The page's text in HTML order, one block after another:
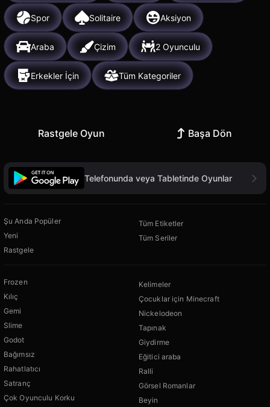
Spor Solitaire Aksiyon
Araba Çizim 2 Oyunculu
Erkekler İçin Tüm Kategoriler
Rastgele Oyun Başa Dön
Telefonunda veya Tabletinde Oyunlar
Şu Anda Popüler
Yeni
Rastgele
Tüm Etiketler
Tüm Seriler
Frozen
Kılıç
Gemi
Slime
Godot
Bağımsız
Rahatlatıcı
Satranç
Çok Oyunculu Korku
Kelimeler
Çocuklar için Minecraft
Nickelodeon
Tapınak
Giydirme
Eğitici araba
Ralli
Görsel Romanlar
Beyin